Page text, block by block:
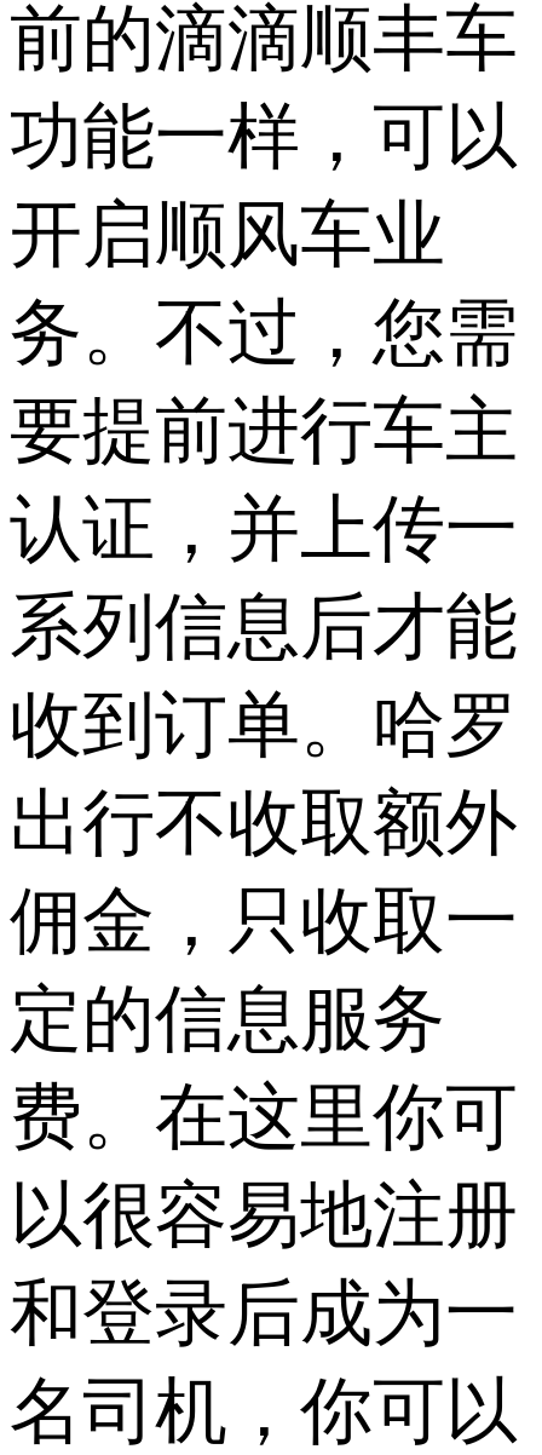
前的滴滴顺丰车
功能一样，可以
开启顺风车业
务。不过，您需
要提前进行车主
认证，并上传一
系列信息后才能
收到订单。哈罗
出行不收取额外
佣金，只收取一
定的信息服务
费。在这里你可
以很容易地注册
和登录后成为一
名司机，你可以